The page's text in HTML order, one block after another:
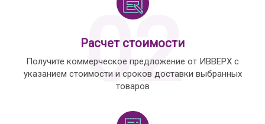
02
Расчет стоимости
Получите коммерческое предложение от ИВВЕРХ с
указанием стоимости и сроков доставки выбранных
товаров